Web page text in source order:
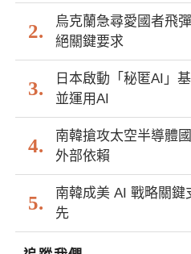
烏克蘭急尋愛國者飛
絕關鍵要求
日本啟動「秘匿AI」
並運用AI
南韓搶攻太空半導體
外部依賴
南韓成美 AI 戰略關鍵
先